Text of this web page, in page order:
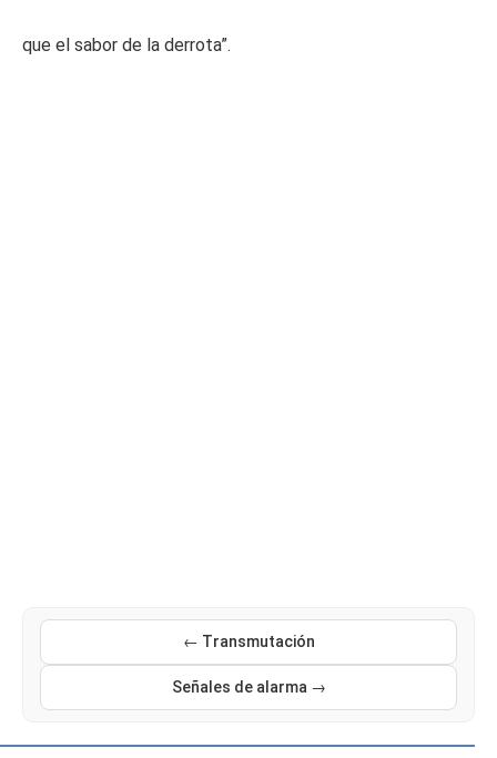
que el sabor de la derrota”.
← Transmutación
Señales de alarma →